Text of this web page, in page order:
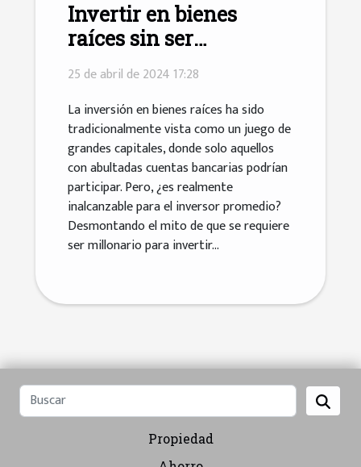
Invertir en bienes
raíces sin ser
millonario: mito o
realidad
25 de abril de 2024 17:28
La inversión en bienes raíces ha sido
tradicionalmente vista como un juego de
grandes capitales, donde solo aquellos
con abultadas cuentas bancarias podrían
participar. Pero, ¿es realmente
inalcanzable para el inversor promedio?
Desmontando el mito de que se requiere
ser millonario para invertir...
Propiedad